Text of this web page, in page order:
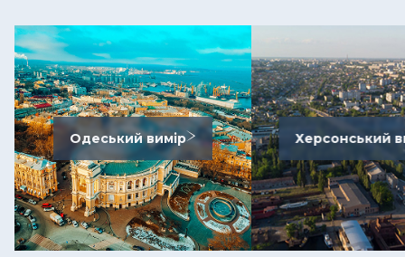
Одеський вимір Херсонський